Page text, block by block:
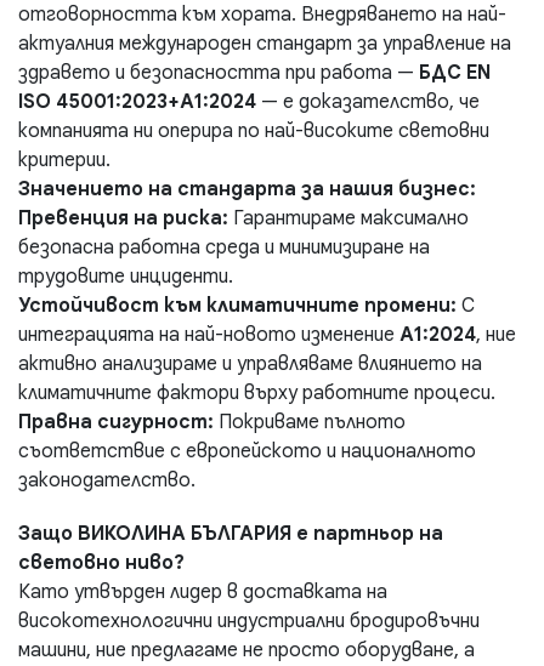
отговорността към хората. Внедряването на най-
актуалния международен стандарт за управление на
здравето и безопасността при работа — БДС EN
ISO 45001:2023+A1:2024 — е доказателство, че
компанията ни оперира по най-високите световни
критерии.
Значението на стандарта за нашия бизнес:
Превенция на риска: Гарантираме максимално
безопасна работна среда и минимизиране на
трудовите инциденти.
Устойчивост към климатичните промени: С
интеграцията на най-новото изменение A1:2024, ние
активно анализираме и управляваме влиянието на
климатичните фактори върху работните процеси.
Правна сигурност: Покриваме пълното
съответствие с европейското и националното
законодателство.
Защо ВИКОЛИНА БЪЛГАРИЯ е партньор на
световно ниво?
Като утвърден лидер в доставката на
високотехнологични индустриални бродировъчни
машини, ние предлагаме не просто оборудване, а